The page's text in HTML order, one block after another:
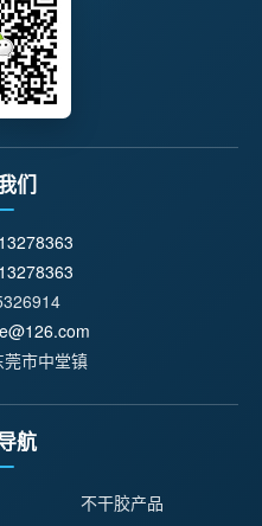
们
市中堂镇
航
不干胶产品